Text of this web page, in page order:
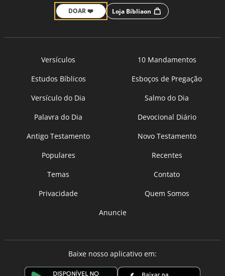
DOAR ❤️ Loja Bíbliaon
Versículos
10 Mandamentos
Estudos Bíblicos
Esboços de Pregação
Versículo do Dia
Salmo do Dia
Palavra do Dia
Devocional Diário
Antigo Testamento
Novo Testamento
Populares
Recentes
Temas
Contato
Privacidade
Quem Somos
Anuncie
Baixe nosso aplicativo em: